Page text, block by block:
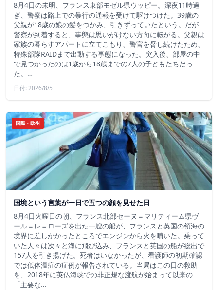
8月4日の未明、フランス東部モゼル県ウッピー。深夜11時過
ぎ、警察は路上での暴行の通報を受けて駆けつけた。39歳の
父親が18歳の娘の髪をつかみ、引きずっていたという。だが
警察が到着すると、事態は思いがけない方向に転がる。父親は
家族の暮らすアパートに立てこもり、警官を脅し続けたため、
特殊部隊RAIDまで出動する事態になった。突入後、部屋の中
で見つかったのは1歳から18歳までの7人の子どもたちだっ
た。…
日付: 2026/8/5
国際・欧州
国境という言葉が一日で五つの顔を見せた日
8月4日火曜日の朝、フランス北部セーヌ＝マリティーム県ヴ
ール＝レ＝ローズを出た一艘の船が、フランスと英国の領海の
境界に差しかかったところでエンジンから火を噴いた。乗って
いた人々は次々と海に飛び込み、フランスと英国の船が総出で
157人を引き揚げた。死者はいなかったが、看護師の初期確認
では低体温症の症例が報告されている。当局はこの日の救助
を、2018年に英仏海峡での非正規な渡航が始まって以来の
「主要な…